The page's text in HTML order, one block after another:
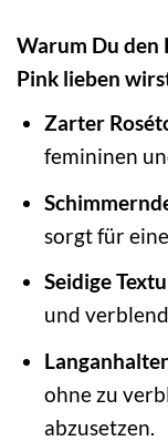
Warum Du den
Pink lieben
Zarter
femininen
sorgt für
Seidige
und
ohne zu
abzusetzen.